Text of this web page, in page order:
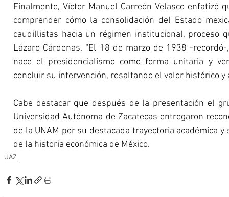
Finalmente, Víctor Manuel Carreón Velasco enfatizó
comprender cómo la consolidación del Estado
caudillistas hacia un régimen institucional, proceso
Lázaro Cárdenas. “El 18 de marzo de 1938 -
nace el presidencialismo como forma unitaria y
concluir su intervención, resaltando el valor histórico y
Cabe destacar que después de la presentación el
Universidad Autónoma de Zacatecas entregaron
de la UNAM por su destacada trayectoria académica
de la historia económica de México.
UAZ